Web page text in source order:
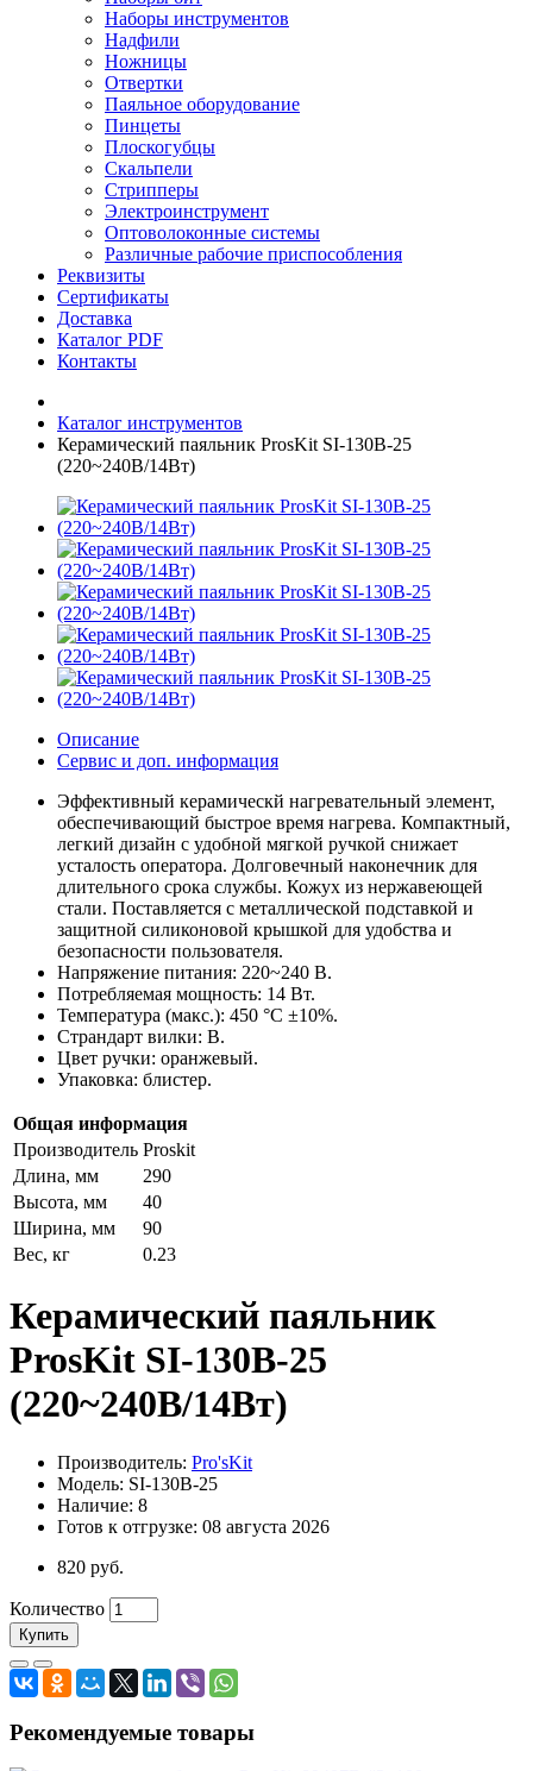
Наборы инструментов
Надфили
Ножницы
Отвертки
Паяльное оборудование
Пинцеты
Плоскогубцы
Скальпели
Стрипперы
Электроинструмент
Оптоволоконные системы
Различные рабочие приспособления
Реквизиты
Сертификаты
Доставка
Каталог PDF
Контакты
Каталог инструментов
Керамический паяльник ProsKit SI-130B-25
(220~240В/14Вт)
Описание
Сервис и доп. информация
Эффективный керамическй нагревательный элемент,
обеспечивающий быстрое время нагрева. Компактный,
легкий дизайн с удобной мягкой ручкой снижает
усталость оператора. Долговечный наконечник для
длительного срока службы. Кожух из нержавеющей
стали. Поставляется с металлической подставкой и
защитной силиконовой крышкой для удобства и
безопасности пользователя.
Напряжение питания: 220~240 В.
Потребляемая мощность: 14 Вт.
Температура (макс.): 450 °C ±10%.
Страндарт вилки: B.
Цвет ручки: оранжевый.
Упаковка: блистер.
Общая информация
Производитель Proskit
Длина, мм
290
Высота, мм
40
Ширина, мм
90
Вес, кг
0.23
Керамический паяльник
ProsKit SI-130B-25
(220~240В/14Вт)
Производитель: Pro'sKit
Модель: SI-130B-25
Наличие: 8
Готов к отгрузке: 08 августа 2026
820 руб.
Количество
Купить
Рекомендуемые товары